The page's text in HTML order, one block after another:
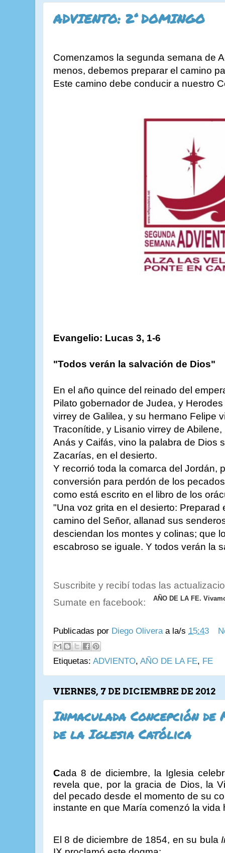
ADVIENTO: 2° DOMINGO
Comenzamos la segunda semana de
menos, debemos preparar el camino
Este camino debe conducir a nuestro
Evangelio: Lucas 3, 1-6
"Todos verán la salvación de Dios"
En el año quince del reinado del
Pilato gobernador de Judea, y Herodes
virrey de Galilea, y su hermano Felipe
Traconítide, y Lisanio virrey de
Anás y Caifás, vino la palabra de Dios
Zacarías, en el desierto.
Y recorrió toda la comarca del Jordán,
conversión para perdón de los
como está escrito en el libro de los
"Una voz grita en el desierto: Preparad
camino del Señor, allanad sus
desciendan los montes y colinas; que
escabroso se iguale. Y todos verán la
Suscribite y recibí todas las
Sumate en facebook:
AÑO DE LA FE.
Publicadas por Diego Olivera a la/s 15:43
Etiquetas: ADVIENTO, AÑO DE LA FE, FE
VIERNES, 7 DE DICIEMBRE DE 2012
Inmaculada Concepción
de la Iglesia Católica
Cada 8 de diciembre, la Iglesia
revela que, por la gracia de Dios, la
del pecado desde el momento de su
instante en que María comenzó la vida
El 8 de diciembre de 1854, en su bula